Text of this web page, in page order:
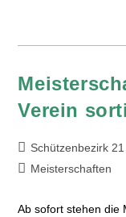
Verein
Schützenbezirk
Meisterschaften
Ab sofort stehen die